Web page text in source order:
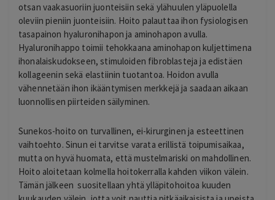
otsan vaakasuoriin juonteisiin sekä ylähuulen yläpuolella
oleviin pieniin juonteisiin. Hoito palauttaa ihon fysiologisen
tasapainon hyaluronihapon ja aminohapon avulla.
Hyaluronihappo toimii tehokkaana aminohapon kuljettimena
ihonalaiskudokseen, stimuloiden fibroblasteja ja edistäen
kollageenin sekä elastiinin tuotantoa. Hoidon avulla
vähennetään ihon ikääntymisen merkkejä ja saadaan aikaan
luonnollisen piirteiden säilyminen.
Sunekos-hoito on turvallinen, ei-kirurginen ja esteettinen
vaihtoehto. Sinun ei tarvitse varata erillistä toipumisaikaa,
mutta on hyvä huomata, että mustelmariski on mahdollinen.
Hoito aloitetaan kolmella hoitokerralla kahden viikon välein.
Tämän jälkeen suositellaan yhtä ylläpitohoitoa kuuden